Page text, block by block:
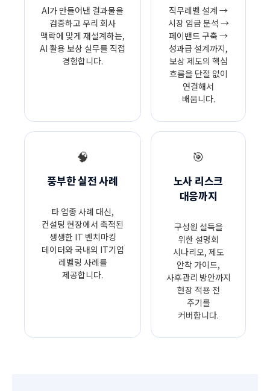
AI가 만들어낸 결과물을
검증하고 우리 회사
맥락에 맞게 재설계하는,
AI 활용 보상 실무를 직접
경험합니다.
직무레벨 설계 →
시장 임금 분석 →
페이밴드 구축 →
성과급 설계까지,
보상 제도의 핵심
흐름을 단절 없이
연결해서
배웁니다.
🧠
풍부한 실전 사례
타 업종 사례 대신,
컨설팅 현장에서 축적된
생생한 IT 벤치마킹
데이터와 국내외 IT기업
레벨링 사례를
제공합니다.
🎯
노사 리스크
대응까지
구성원 설득을
위한 설명회
시나리오, 제도
안착 가이드,
사후관리 방안까지
현장 적용 전
주기를
커버합니다.